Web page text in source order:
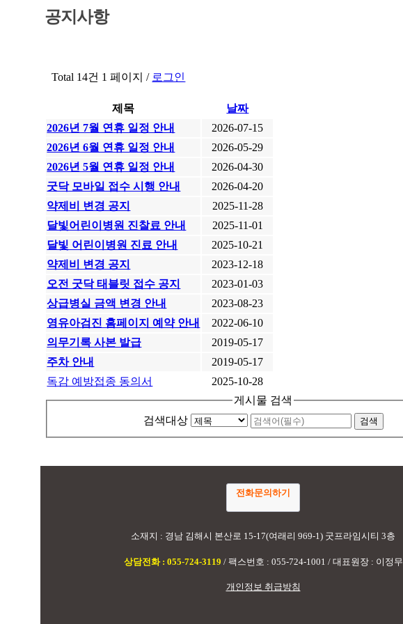
공지사항
Total 14건 1 페이지 / 로그인
제목
날짜
2026년 7월 연휴 일정 안내
2026-07-15
2026년 6월 연휴 일정 안내
2026-05-29
2026년 5월 연휴 일정 안내
2026-04-30
굿닥 모바일 접수 시행 안내
2026-04-20
약제비 변경 공지
2025-11-28
달빛어린이병원 진찰료 안내
2025-11-01
달빛 어린이병원 진료 안내
2025-10-21
약제비 변경 공지
2023-12-18
오전 굿닥 태블릿 접수 공지
2023-01-03
상급병실 금액 변경 안내
2023-08-23
영유아검진 홈페이지 예약 안내
2022-06-10
의무기록 사본 발급
2019-05-17
주차 안내
2019-05-17
독감 예방접종 동의서
2025-10-28
게시물 검색
검색대상
전화문의하기
소재지 : 경남 김해시 본산로 15-17(여래리 969-1) 굿프라임시티 3층
상담전화 : 055-724-3119 / 팩스번호 : 055-724-1001 / 대표원장 : 이정무
개인정보 취급방침